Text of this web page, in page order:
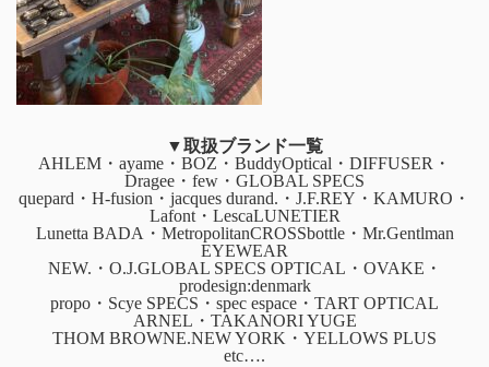
▼取扱ブランド一覧
AHLEM・ayame・BOZ・BuddyOptical・DIFFUSER・
Dragee・few・GLOBAL SPECS
quepard・H-fusion・jacques durand.・J.F.REY・KAMURO・
Lafont・LescaLUNETIER
Lunetta BADA・MetropolitanCROSSbottle・Mr.Gentlman
EYEWEAR
NEW.・O.J.GLOBAL SPECS OPTICAL・OVAKE・
prodesign:denmark
propo・Scye SPECS・spec espace・TART OPTICAL
ARNEL・TAKANORI YUGE
THOM BROWNE.NEW YORK・YELLOWS PLUS
etc….